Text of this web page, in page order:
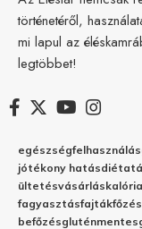
történetéről,
mi lapul az
legtöbbet!
egészségfelhasználás
jótékony hatásdiéta
ültetésvásárláskalória
fagyasztásfajtákfőzés
befőzésgluténmentes